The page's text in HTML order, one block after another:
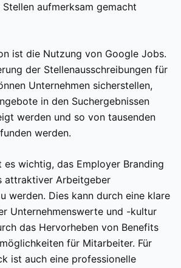
aufmerksam gemacht
ist die Nutzung von Google Jobs.
der Stellenausschreibungen für
Unternehmen sicherstellen,
in den Suchergebnissen
werden und so von tausenden
werden.
es wichtig, das Employer Branding
attraktiver Arbeitgeber
werden. Dies kann durch eine klare
Unternehmenswerte und -kultur
das Hervorheben von Benefits
für Mitarbeiter. Für
ist auch eine professionelle